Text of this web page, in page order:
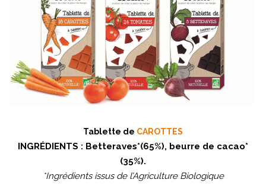
Tablette de CAROTTES
INGRÉDIENTS : Betteraves*(65%), beurre de cacao*
(35%).
*Ingrédients issus de l’Agriculture Biologique